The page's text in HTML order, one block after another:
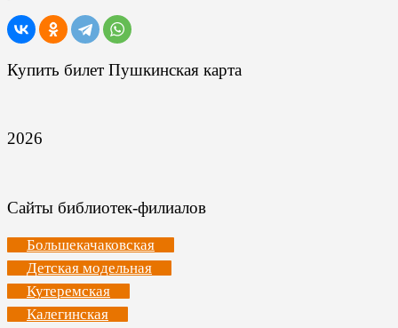
Купить билет Пушкинская карта
2026
Сайты библиотек-филиалов
Большекачаковская
Детская модельная
Кутеремская
Калегинская